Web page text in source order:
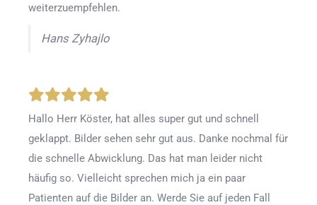
weiterzuempfehlen.
Hans Zyhajlo
Hallo Herr Köster, hat alles super gut und schnell
geklappt. Bilder sehen sehr gut aus. Danke nochmal für
die schnelle Abwicklung. Das hat man leider nicht
häufig so. Vielleicht sprechen mich ja ein paar
Patienten auf die Bilder an. Werde Sie auf jeden Fall